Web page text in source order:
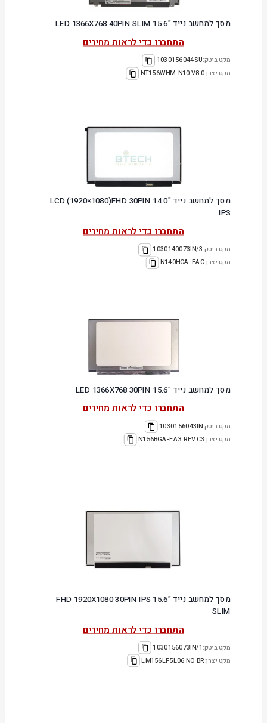
מסך למחשב נייד "15.6 LED 1366X768 40PIN SLIM
התחברו כדי לראות מחירים
מקט ביטק:1030156044SU
מקט יצרן:NT156WHM-N10 V8.0
מסך למחשב נייד "14.0 LCD (1920×1080)FHD 30PIN
IPS
התחברו כדי לראות מחירים
מקט ביטק:1030140073IN/3
מקט יצרן:N140HCA-EAC
מסך למחשב נייד "15.6 LED 1366X768 30PIN
התחברו כדי לראות מחירים
מקט ביטק:1030156043IN
מקט יצרן:N156BGA-EA3 REV.C3
מסך למחשב נייד "15.6 FHD 1920X1080 30PIN IPS
SLIM
התחברו כדי לראות מחירים
מקט ביטק:1030156073IN/1
מקט יצרן:LM156LF5L06 NO BR